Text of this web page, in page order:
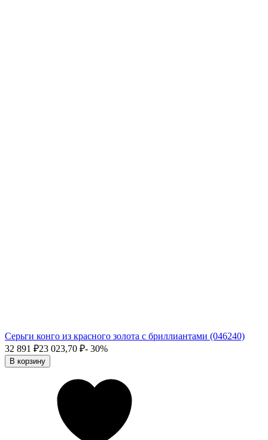
Серьги конго из красного золота с бриллиантами (046240)
32 891 ₽23 023,70 ₽- 30%
В корзину